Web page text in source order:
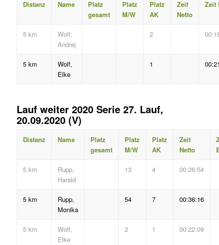
Distanz Name
Platz
gesamt
Platz
M/W
Platz
AK
Zeit
Netto
Zeit
5 km
Wolf,
Andrej
2
5 km
Wolf,
Elke
1
Lauf weiter 2020 Serie 27. Lauf,
20.09.2020 (V)
Distanz Name
Platz
gesamt
Platz
M/W
Platz
AK
Zeit
Netto
5 km
Rupp,
Harald
13 4 00:26:54
5 km
Rupp,
Monika
54 7 00:36:16
5 km
Wolf,
Elke
2 1 00:22:09